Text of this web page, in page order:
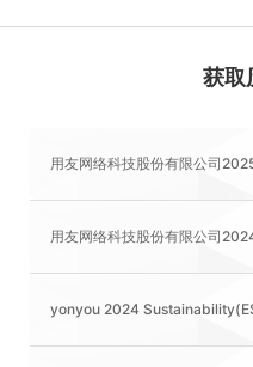
获取
用友网络科技股份有限公司
用友网络科技股份有限公司
yonyou 2024